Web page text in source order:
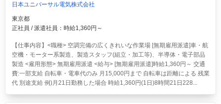
日本ユニバーサル電気株式会社
東京都
正社員 / 派遣社員：時給1,360円～
【仕事内容】<職種> 空調完備の広くきれいな作業場 [無期雇用派遣]車・航
空機・モーター系製造、製造スタッフ(組立・加工等)、半導体・電子部品
製造 <雇用形態> 無期雇用派遣 <給与> [無期雇用派遣]時給1,360円～ 交通
費:一部支給 自転車・電車代のみ 月15,000円まで 自転車は距離による 残業
代 別途支給 例)月21日勤務した場合 時給1,360円(1日)8時間21日228...